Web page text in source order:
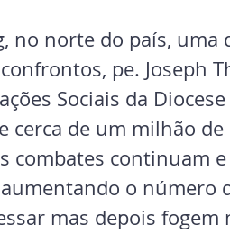
no norte do país, uma
pe. Joseph
Sociais da
cerca de um milhão
combates continuam
o número
mas depois fogem